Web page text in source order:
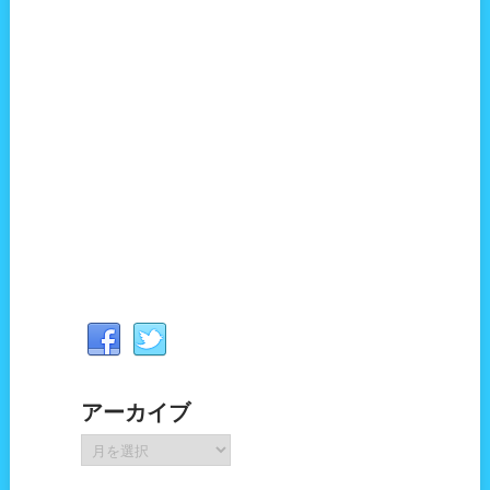
アーカイブ
ー